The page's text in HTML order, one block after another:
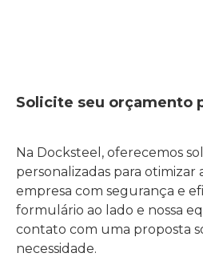
Solicite seu orçamento
Na Docksteel, oferecemos
personalizadas para otimizar
empresa com segurança e
formulário ao lado e nossa
contato com uma proposta
necessidade.